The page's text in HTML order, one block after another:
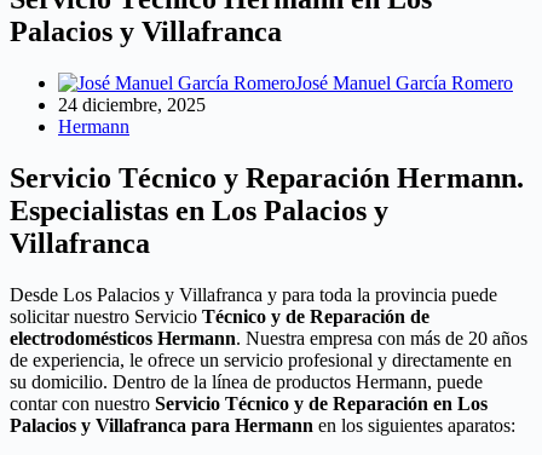
Palacios y Villafranca
José Manuel García Romero
24 diciembre, 2025
Hermann
Servicio Técnico y Reparación Hermann.
Especialistas en Los Palacios y
Villafranca
Desde Los Palacios y Villafranca y para toda la provincia puede
solicitar nuestro Servicio Técnico y de Reparación de
electrodomésticos Hermann. Nuestra empresa con más de 20 años
de experiencia, le ofrece un servicio profesional y directamente en
su domicilio. Dentro de la línea de productos Hermann, puede
contar con nuestro Servicio Técnico y de Reparación en Los
Palacios y Villafranca para Hermann en los siguientes aparatos: